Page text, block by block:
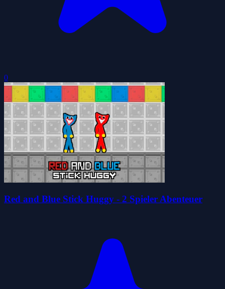
0
Red and Blue Stick Huggy - 2 Spieler Abenteuer